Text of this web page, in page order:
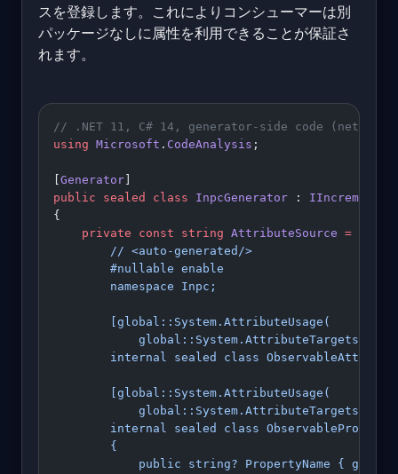
スを登録します。これによりコンシューマーは別
パッケージなしに属性を利用できることが保証さ
れます。
// .NET 11, C# 14, generator-side code
using Microsoft . CodeAnalysis ;
Generator
public sealed class InpcGenerator :
{
    private
const string AttributeSource =
        // <auto-generated/>
        #nullable enable
        namespace Inpc;
        [global::System.AttributeUsage(
internal sealed class
        [global::System.AttributeUsage(
internal sealed class
        {
public string? PropertyName { get;